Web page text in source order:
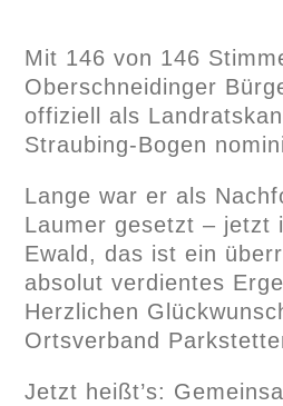
Mit 146 von 146
Oberschneidinger
offiziell als
Straubing-Bogen
Lange war er als
Laumer gesetzt – jetzt
Ewald, das ist ein
absolut verdientes
Herzlichen
Ortsverband
Jetzt heißt’s: